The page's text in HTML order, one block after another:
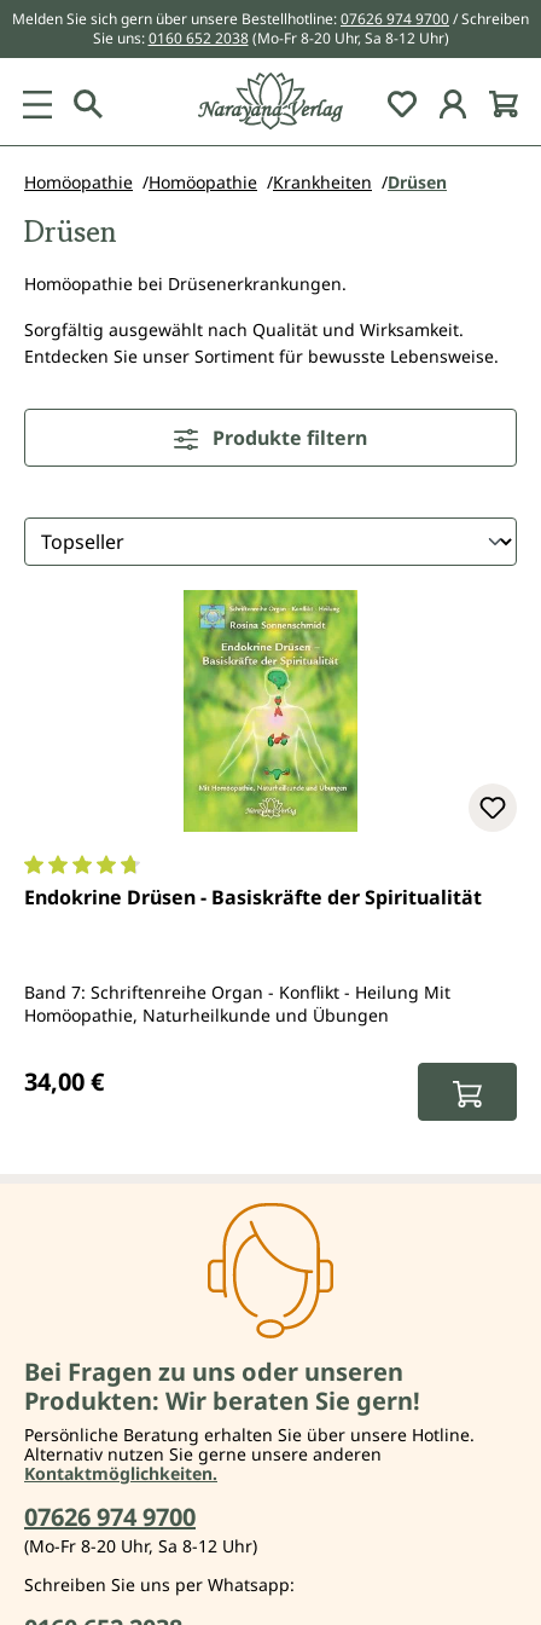
springen
Melden Sie sich gern über unsere Bestellhotline:07626 974 9700/ Schreiben
Sie uns:0160 652 2038 (Mo-Fr 8-20 Uhr, Sa 8-12 Uhr)
Du hast 0
Homöopathie Homöopathie Krankheiten Drüsen
Drüsen
Homöopathie bei Drüsenerkrankungen.
Sorgfältig ausgewählt nach Qualität und Wirksamkeit.
Entdecken Sie unser Sortiment für bewusste Lebensweise.
Produkte filtern
Durchschnittliche Bewertung von 4.8 von 5 Sternen
Endokrine Drüsen - Basiskräfte der Spiritualität
Band 7: Schriftenreihe Organ - Konflikt - Heilung Mit
Homöopathie, Naturheilkunde und Übungen
34,00 €
Bei Fragen zu uns oder unseren
Produkten: Wir beraten Sie gern!
Persönliche Beratung erhalten Sie über unsere Hotline.
Alternativ nutzen Sie gerne unsere anderen
Kontaktmöglichkeiten.
07626 974 9700
(Mo-Fr 8-20 Uhr, Sa 8-12 Uhr)
Schreiben Sie uns per Whatsapp: